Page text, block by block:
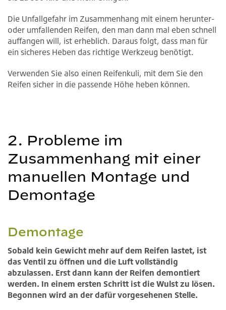
Die Unfallgefahr im Zusammenhang mit einem herunter-
oder umfallenden Reifen, den man dann mal eben schnell
auffangen will, ist erheblich. Daraus folgt, dass man für
ein sicheres Heben das richtige Werkzeug benötigt.
Verwenden Sie also einen Reifenkuli, mit dem Sie den
Reifen sicher in die passende Höhe heben können.
2. Probleme im
Zusammenhang mit einer
manuellen Montage und
Demontage
Demontage
Sobald kein Gewicht mehr auf dem Reifen lastet, ist
das Ventil zu öffnen und die Luft vollständig
abzulassen. Erst dann kann der Reifen demontiert
werden. In einem ersten Schritt ist die Wulst zu lösen.
Begonnen wird an der dafür vorgesehenen Stelle.